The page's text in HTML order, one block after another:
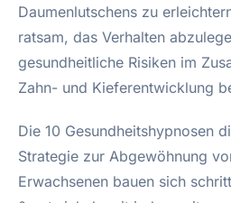
Daumenlutschens zu
ratsam, das Verhalten
gesundheitliche Risiken im
Zahn- und Kieferentwicklung
Die 10 Gesundheitshypnosen
Strategie zur Abgewöhnung
Erwachsenen bauen sich